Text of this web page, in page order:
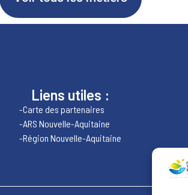
Liens utiles :
-Carte des partenaires
-ARS Nouvelle-Aquitaine
-Région Nouvelle-Aquitaine